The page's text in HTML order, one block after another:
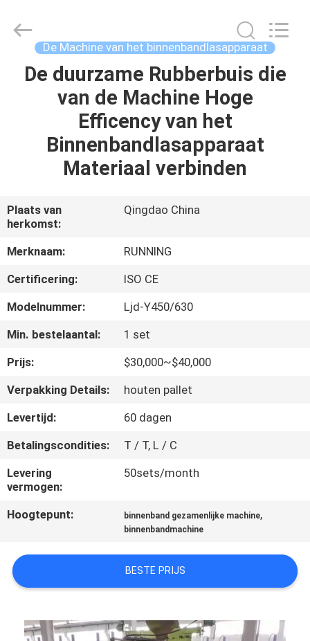
HUIS
PRODUCTEN
ONGEVEER
FABRIEKSREIS
KWALITEITSCONTROLE
CONTACTEER
ONS
NIEUWS
GEVALLEN
SITEMAP
PRIVACY
Machine
CO.,LTD.
Reserved.
De Machine van het binnenbandlasapparaat
De duurzame Rubberbuis die
van de Machine Hoge
Efficency van het
Binnenbandlasapparaat
Materiaal verbinden
Plaats van
herkomst:
Qingdao China
Merknaam:
RUNNING
Certificering:
ISO CE
Modelnummer:
Ljd-Y450/630
Min. bestelaantal:
1 set
Prijs:
$30,000~$40,000
Verpakking Details:
houten pallet
Levertijd:
60 dagen
Betalingscondities:
T / T, L / C
Levering
vermogen:
50sets/month
Hoogtepunt: binnenband gezamenlijke machine,
binnenbandmachine
BESTE PRIJS